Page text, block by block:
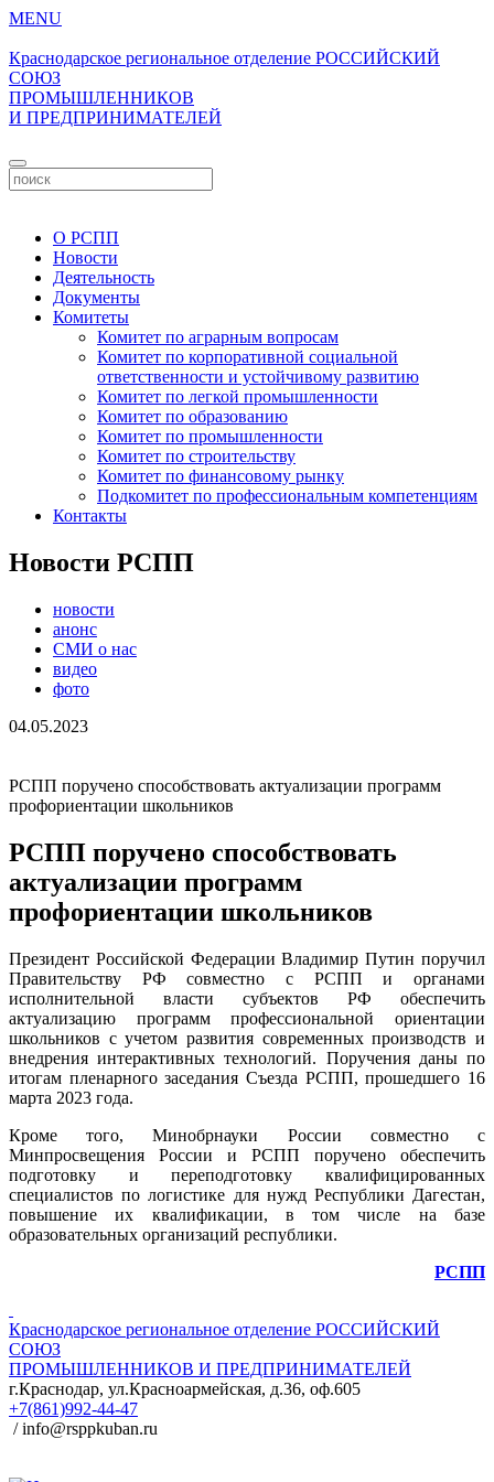
MENU
Краснодарское региональное отделение РОССИЙСКИЙ
СОЮЗ
ПРОМЫШЛЕННИКОВ
И ПРЕДПРИНИМАТЕЛЕЙ
О РСПП
Новости
Деятельность
Документы
Комитеты
Комитет по аграрным вопросам
Комитет по корпоративной социальной
ответственности и устойчивому развитию
Комитет по легкой промышленности
Комитет по образованию
Комитет по промышленности
Комитет по строительству
Комитет по финансовому рынку
Подкомитет по профессиональным компетенциям
Контакты
Новости РСПП
новости
анонс
СМИ о нас
видео
фото
04.05.2023
РСПП поручено способствовать актуализации программ
профориентации школьников
РСПП поручено способствовать
актуализации программ
профориентации школьников
Президент Российской Федерации Владимир Путин поручил
Правительству РФ совместно с РСПП и органами
исполнительной власти субъектов РФ обеспечить
актуализацию программ профессиональной ориентации
школьников с учетом развития современных производств и
внедрения интерактивных технологий. Поручения даны по
итогам пленарного заседания Съезда РСПП, прошедшего 16
марта 2023 года.
Кроме того, Минобрнауки России совместно с
Минпросвещения России и РСПП поручено обеспечить
подготовку и переподготовку квалифицированных
специалистов по логистике для нужд Республики Дагестан,
повышение их квалификации, в том числе на базе
образовательных организаций республики.
РСПП
Краснодарское региональное отделение РОССИЙСКИЙ
СОЮЗ
ПРОМЫШЛЕННИКОВ И ПРЕДПРИНИМАТЕЛЕЙ
г.Краснодар, ул.Красноармейская, д.36, оф.605
+7(861)992-44-47
/ info@rsppkuban.ru